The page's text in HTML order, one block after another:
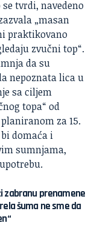
tvrdi, navedeno
„masan
praktikovano
zvučni top“.
da su
nepoznata lica u
sa ciljem
topa“ od
za 15.
domaća i
sumnjama,
zabranu prenamene
šuma ne sme da